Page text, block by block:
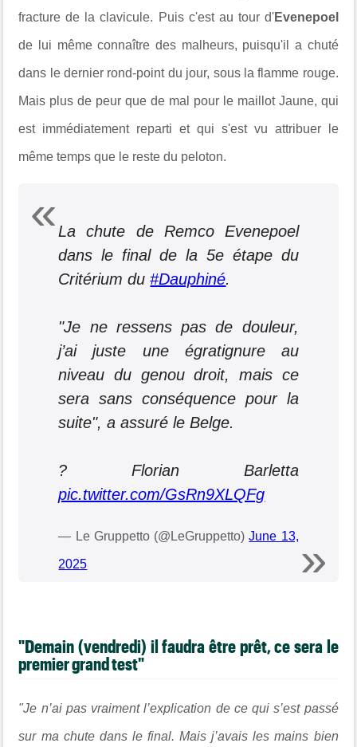
fracture de la clavicule. Puis c'est au tour d'Evenepoel
de lui même connaître des malheurs, puisqu'il a chuté
dans le dernier rond-point du jour, sous la flamme rouge.
Mais plus de peur que de mal pour le maillot Jaune, qui
est immédiatement reparti et qui s'est vu attribuer le
même temps que le reste du peloton.
La chute de Remco Evenepoel
dans le final de la 5e étape du
Critérium du#Dauphiné.
"Je ne ressens pas de douleur,
j’ai juste une égratignure au
niveau du genou droit, mais ce
sera sans conséquence pour la
suite", a assuré le Belge.
? Florian Barletta
pic.twitter.com/GsRn9XLQFg
— Le Gruppetto (@LeGruppetto)June 13,
2025
"Demain (vendredi) il faudra être prêt, ce sera le
premier grand test"
"Je n’ai pas vraiment l’explication de ce qui s’est passé
sur ma chute dans le final. Mais j’avais les mains bien